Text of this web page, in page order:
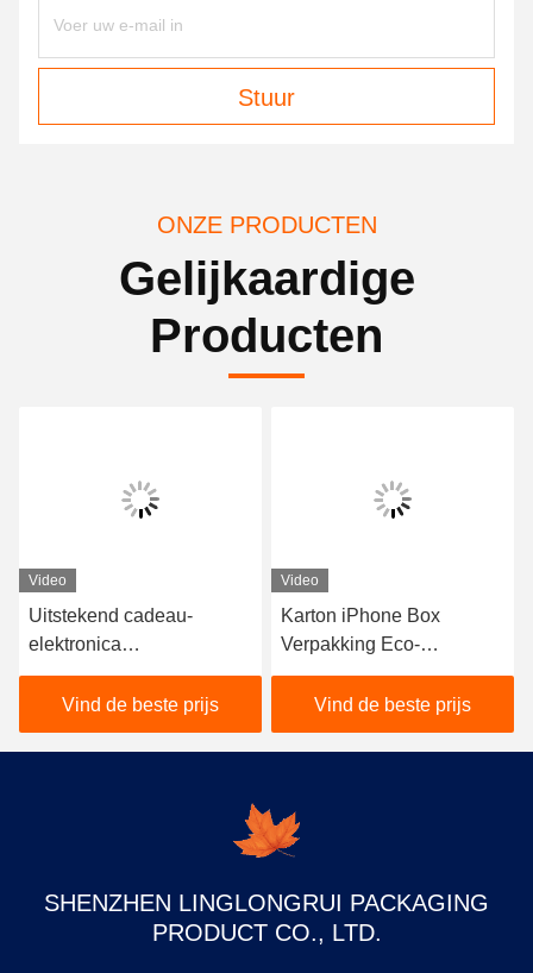
Stuur
ONZE PRODUCTEN
Gelijkaardige
Producten
Video
Uitstekend cadeau-
elektronica
verpakkingsdoos
Recyclebaar gecoat
papiermateriaal
Vind de beste prijs
Video
Karton iPhone Box
Verpakking Eco-
vriendelijk CMYK Kleur
Vind de beste prijs
SHENZHEN LINGLONGRUI PACKAGING
PRODUCT CO., LTD.